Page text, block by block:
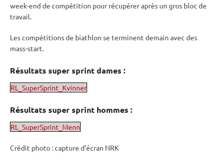
week-end de compétition pour récupérer après un gros bloc de
travail.
Les compétitions de biathlon se terminent demain avec des
mass-start.
Résultats supersprintdames :
RL_SuperSprint_Kvinner
Résultats supersprint hommes :
RL_SuperSprint_Menn
Crédit photo : capture d’écran NRK